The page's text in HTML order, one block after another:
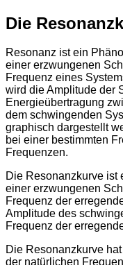
Die
Resonanz ist ein
einer erzwungenen
Frequenz eines
wird die Amplitude der
Energieübertragung
dem schwingenden
graphisch dargestellt
bei einer bestimmten
Frequenzen.
Die Resonanzkurve ist
einer erzwungenen
Frequenz der
Amplitude des
Frequenz der
Die Resonanzkurve
der natürlichen